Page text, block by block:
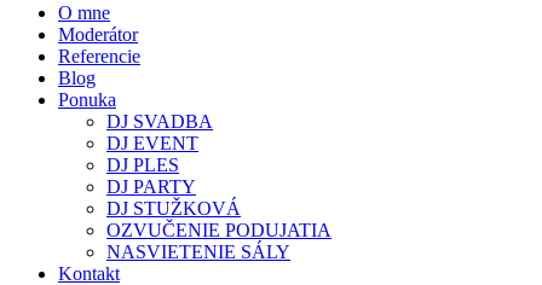
O mne
Moderátor
Referencie
Blog
Ponuka
DJ SVADBA
DJ EVENT
DJ PLES
DJ PARTY
DJ STUŽKOVÁ
OZVUČENIE PODUJATIA
NASVIETENIE SÁLY
Kontakt